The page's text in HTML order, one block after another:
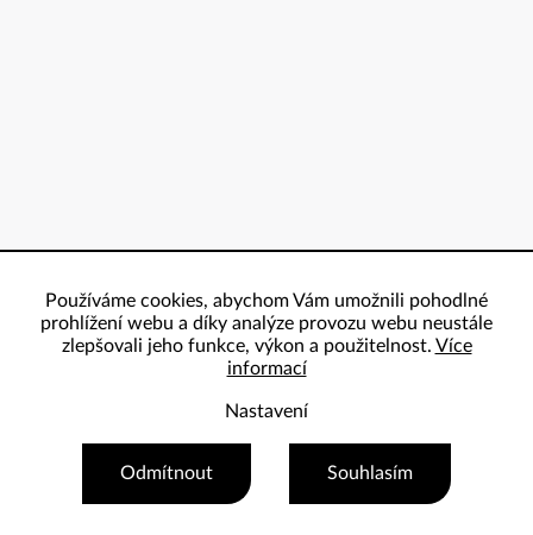
Používáme cookies, abychom Vám umožnili pohodlné
prohlížení webu a díky analýze provozu webu neustále
zlepšovali jeho funkce, výkon a použitelnost. Více
informací
Nastavení
Odmítnout Souhlasím
Vytvořil Shoptet Premium